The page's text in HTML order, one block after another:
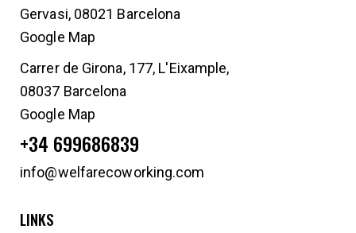
Gervasi, 08021 Barcelona
Google Map
Carrer de Girona, 177, L'Eixample,
08037 Barcelona
Google Map
+34 699686839
info@welfarecoworking.com
LINKS